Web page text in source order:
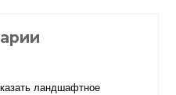
ландшафтное